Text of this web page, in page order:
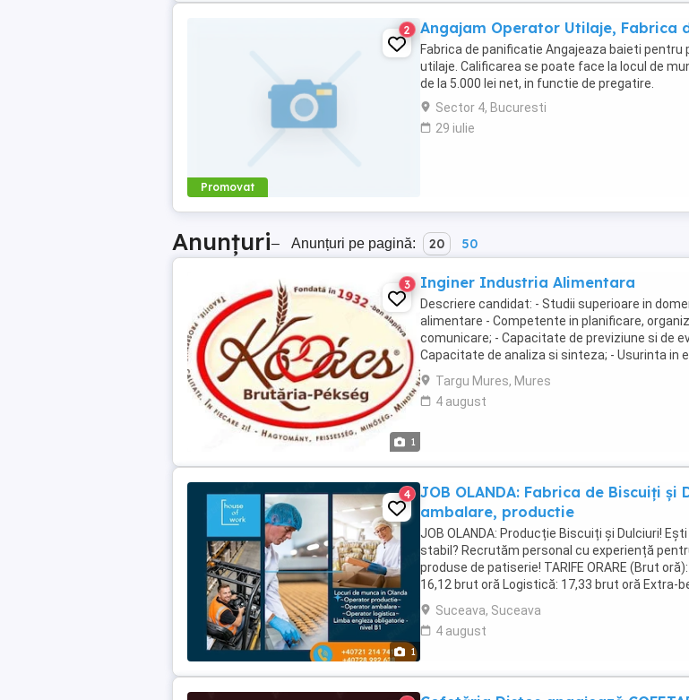
Promovat
2 Angajam Operator Utilaje, Fabrica
Fabrica de panificatie Angajeaza baieti pentru
utilaje. Calificarea se poate face la locul de
de la 5.000 lei net, in functie de pregatire.
Sector 4, Bucuresti
29 iulie
Anunțuri– Anunțuri pe pagină: 20 50
1
3 Inginer Industria Alimentara
Descriere candidat: - Studii superioare in
alimentare - Competente in planificare,
comunicare; - Capacitate de previziune si de
Capacitate de analiza si sinteza; - Usurinta in
deprinderea de a vorbi in public; - Putere ...
Targu Mures, Mures
4 august
1
4
JOB OLANDA: Fabrica de Biscuiți și
ambalare, productie
JOB OLANDA: Producție Biscuiți și Dulciuri!
stabil? Recrutăm personal cu experiență
produse de patiserie! TARIFE ORARE (Brut
16,12 brut oră Logistică: 17,33 brut oră Extra-
tură (pentru ...
Suceava, Suceava
4 august